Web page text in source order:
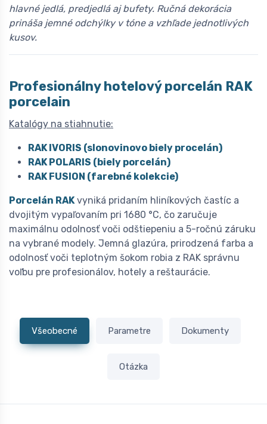
hlavné jedlá, predjedlá aj bufety. Ručná dekorácia
prináša jemné odchýlky v tóne a vzhľade jednotlivých
kusov.
Profesionálny hotelový porcelán RAK
porcelain
Katalógy na stiahnutie:
RAK IVORIS (slonovinovo biely procelán)
RAK POLARIS (biely porcelán)
RAK FUSION (farebné kolekcie)
Porcelán RAKvyniká pridaním hliníkových častíc a
dvojitým vypaľovaním pri 1680 °C, čo zaručuje
maximálnu odolnosť voči odštiepeniu a 5-ročnú záruku
na vybrané modely. Jemná glazúra, prirodzená farba a
odolnosť voči teplotným šokom robia z RAK správnu
voľbu pre profesionálov, hotely a reštaurácie.
Všeobecné Parametre Dokumenty
Otázka